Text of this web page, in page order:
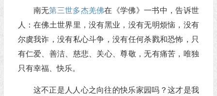
南无第三世多杰羌佛在《学佛》一书中，告诉世
人：在佛土世界里，没有黑业，没有无明烦恼，没有
尔虞我诈，没有私心斗争，没有任何杀戮和恐怖，只
有仁爱、善洁、慈悲、关心、尊敬，无有痛苦，唯独
只有幸福、快乐。
这不正是人人心之向往的快乐家园吗？这才是我